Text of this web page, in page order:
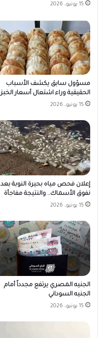
15 يونيو، 2026
مسؤول سابق يكشف الأسباب
الحقيقية وراء اشتعال أسعار الخبز
15 يونيو، 2026
إعلان فحص مياه بحيرة النوبة بعد
نفوق الأسماك.. والنتيجة مفاجأة
15 يونيو، 2026
الجنيه المصري يرتفع مجدداً أمام
الجنيه السوداني
15 يونيو، 2026